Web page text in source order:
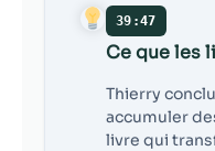
39:47
Ce que les
Thierry
accumuler
livre qui